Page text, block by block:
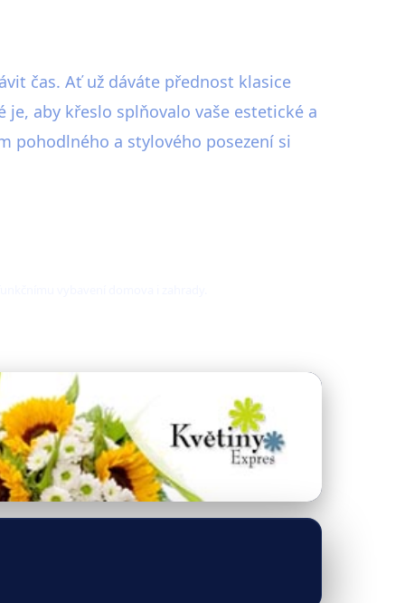
čas. Ať už dáváte přednost klasice
aby křeslo splňovalo vaše estetické a
pohodlného a stylového posezení si